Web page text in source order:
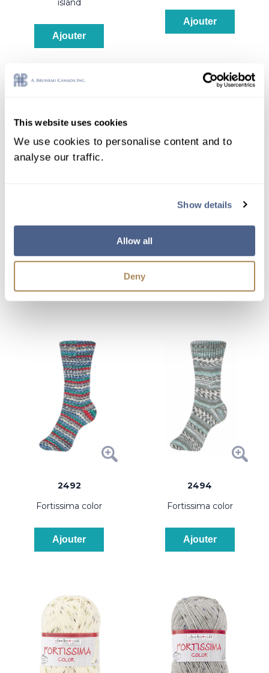
This website uses cookies
We use cookies to personalise content and to
analyse our traffic.
Show details
Allow all
Deny
island
Ajouter
Ajouter
fortissima color
fortissima color
2492
fortissima color
Ajouter
2494
fortissima color
Ajouter